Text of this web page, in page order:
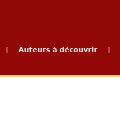
Auteurs à découvrir